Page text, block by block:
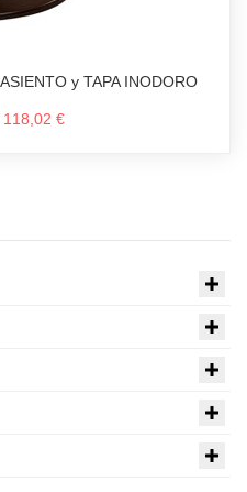
y TAPA INODORO
118,02 €